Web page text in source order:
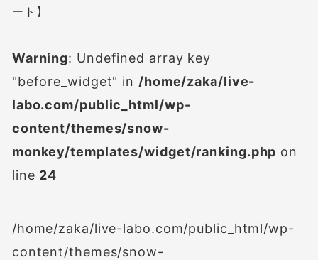
ート】
Warning: Undefined array key
"before_widget" in /home/zaka/live-
labo.com/public_html/wp-
content/themes/snow-
monkey/templates/widget/ranking.php on
line 24
/home/zaka/live-labo.com/public_html/wp-
content/themes/snow-